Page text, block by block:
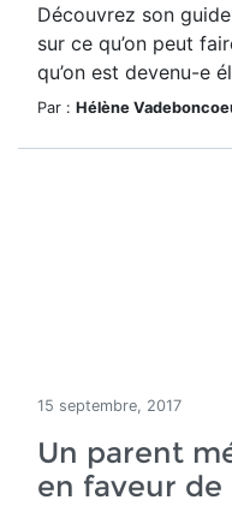
Découvrez son
sur ce qu’on peut
qu’on est devenu-e
Par : Hélène
15 septembre, 2017
Un parent
en faveur de